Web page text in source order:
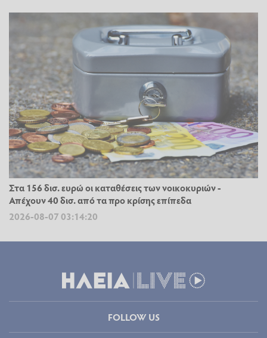
Στα 156 δισ. ευρώ οι καταθέσεις των νοικοκυριών -
Απέχουν 40 δισ. από τα προ κρίσης επίπεδα
2026-08-07 03:14:20
FOLLOW US